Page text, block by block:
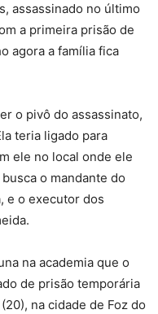
assassinado no último
a primeira prisão de
agora a família fica
o pivô do assassinato,
teria ligado para
ele no local onde ele
o mandante do
e o executor dos
na academia que o
de prisão temporária
na cidade de Foz do